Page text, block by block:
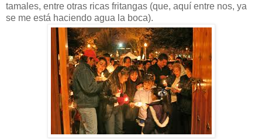
tamales, entre otras ricas fritangas (que, aquí entre nos, ya
se me está haciendo agua la boca).